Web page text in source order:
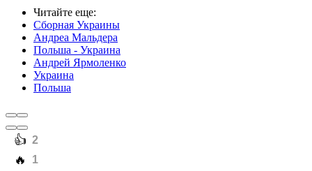
Читайте еще:
Сборная Украины
Андреа Мальдера
Польша - Украина
Андрей Ярмоленко
Украина
Польша
️👍 2
️🔥 1